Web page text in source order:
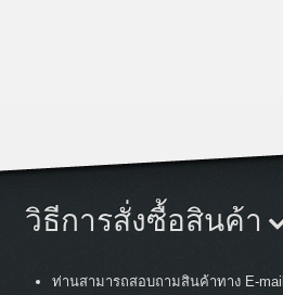
วิธีการสั่งซื้อสินค้า
ท่านสามารถสอบถามสินค้าทาง E-